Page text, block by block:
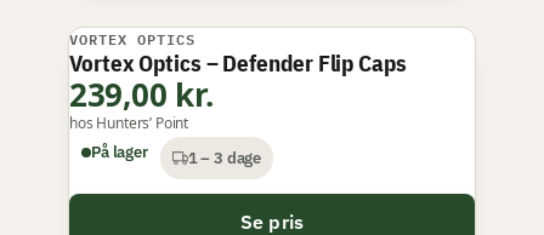
VORTEX OPTICS
Vortex Optics – Defender Flip Caps
239,00 kr.
hos Hunters’ Point
På lager
1 – 3 dage
Se pris